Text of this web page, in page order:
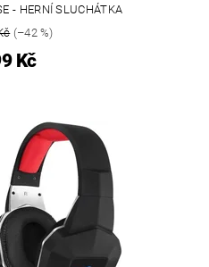
- HERNÍ SLUCHÁTKA
(–42 %)
Kč